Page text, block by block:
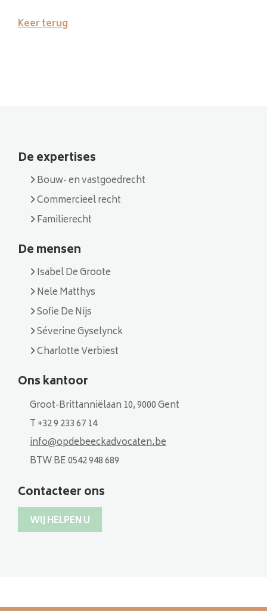
Keer terug
De expertises
Bouw- en vastgoedrecht
Commercieel recht
Familierecht
De mensen
Isabel De Groote
Nele Matthys
Sofie De Nijs
Séverine Gyselynck
Charlotte Verbiest
Ons kantoor
Groot-Brittanniëlaan 10, 9000 Gent
T +32 9 233 67 14
info@opdebeeckadvocaten.be
BTW BE 0542 948 689
Contacteer ons
WIJ HELPEN U